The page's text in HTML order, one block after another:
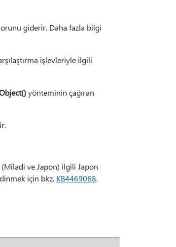
giderir. Daha fazla bilgi
işlevleriyle ilgili
yönteminin çağıran
(Miladi ve Japon) ilgili Japon
için bkz. KB4469068.